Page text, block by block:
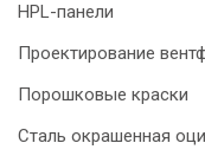
HPL-панели
Проектирование
Порошковые краски
Сталь окрашенная